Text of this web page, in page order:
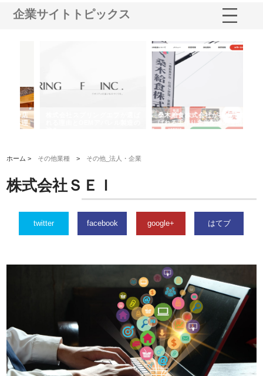
企業サイトトピックス
株式会社スプリングエフが選ば
れる理由とOEMアパレル製造の
強み
桑木給食株式会社が福山市で選
ばれる手作り弁当配達の理由
ホーム > その他業種 > その他_法人・企業
株式会社ＳＥＩ
twitter facebook google+ はてブ